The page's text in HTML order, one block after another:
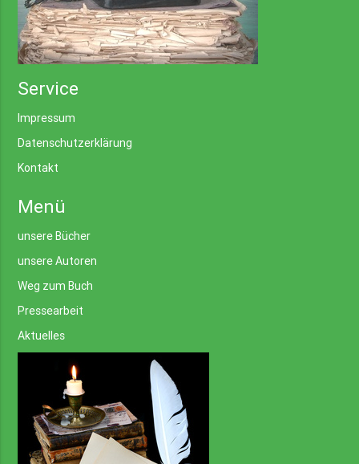
Service
Impressum
Datenschutzerklärung
Kontakt
Menü
unsere Bücher
unsere Autoren
Weg zum Buch
Pressearbeit
Aktuelles